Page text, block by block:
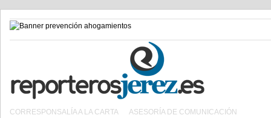
CORRESPONSALÍA A LA CARTA ASESORÍA DE COMUNICACIÓN